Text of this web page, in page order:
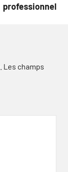
professionnel
Les champs